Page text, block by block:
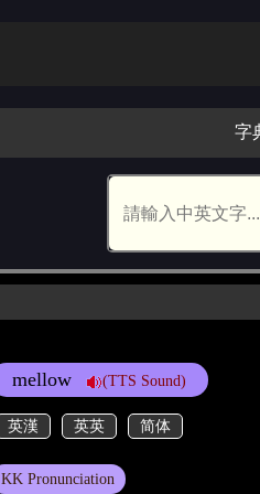
字
mellow (TTS Sound)
英漢 英英 简体
KK Pronunciation